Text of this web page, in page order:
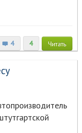
4 4 Читать